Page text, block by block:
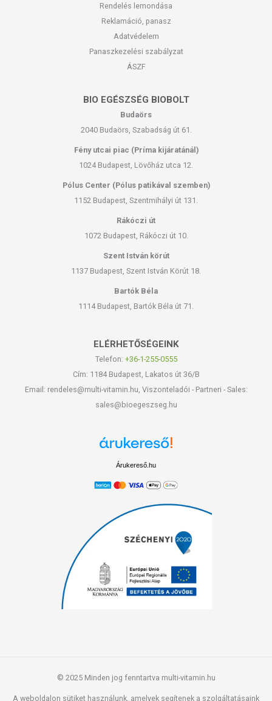
Rendelés lemondása
Reklamáció, panasz
Adatvédelem
Panaszkezelési szabályzat
ÁSZF
BIO EGÉSZSÉG BIOBOLT
Budaörs
2040 Budaörs, Szabadság út 61.
Fény utcai piac (Príma kijáratánál)
1024 Budapest, Lövőház utca 12.
Pólus Center (Pólus patikával szemben)
1152 Budapest, Szentmihályi út 131.
Rákóczi út
1072 Budapest, Rákóczi út 10.
Szent István körút
1137 Budapest, Szent István Körút 18.
Bartók Béla
1114 Budapest, Bartók Béla út 71.
ELÉRHETŐSÉGEINK
Telefon: +36-1-255-0555
Cím: 1184 Budapest, Lakatos út 36/B
Email: rendeles@multi-vitamin.hu, Viszonteladói - Partneri - Sales:
sales@bioegeszseg.hu
Árukereső.hu
© 2025 Minden jog fenntartva multi-vitamin.hu
A weboldalon sütiket használunk, amelyek segítenek a szolgáltatásaink